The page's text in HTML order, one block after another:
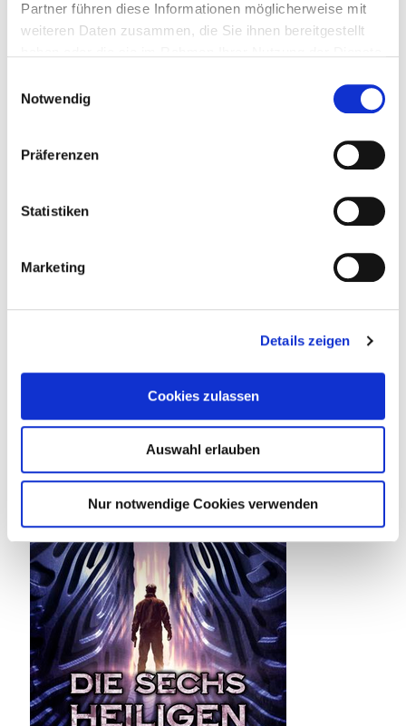
Partner führen diese Informationen möglicherweise mit
weiteren Daten zusammen, die Sie ihnen bereitgestellt
Notwendig
Präferenzen
Statistiken
Marketing
Details zeigen
Cookies zulassen
Auswahl erlauben
Nur notwendige Cookies verwenden
Hunter – ich bin das Recht